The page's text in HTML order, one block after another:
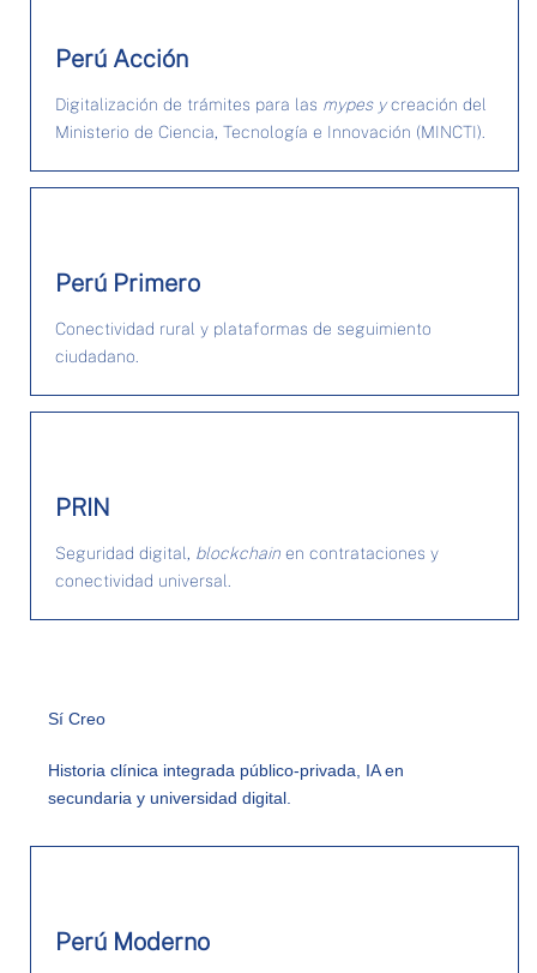
Perú Acción
Digitalización de trámites para las mypes ycreación del
Ministerio de Ciencia, Tecnología e Innovación (MINCTI).
Perú Primero
Conectividad rural y plataformas de seguimiento
ciudadano.
PRIN
Seguridad digital, blockchain en contrataciones y
conectividad universal.
Sí Creo
Historia clínica integrada público‑privada, IA en
secundaria y universidad digital.
Perú Moderno